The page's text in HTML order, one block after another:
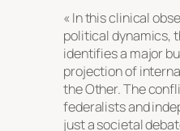
« In this clinical
political dynamics,
identifies a major
projection of
the Other. The
federalists and
just a societal